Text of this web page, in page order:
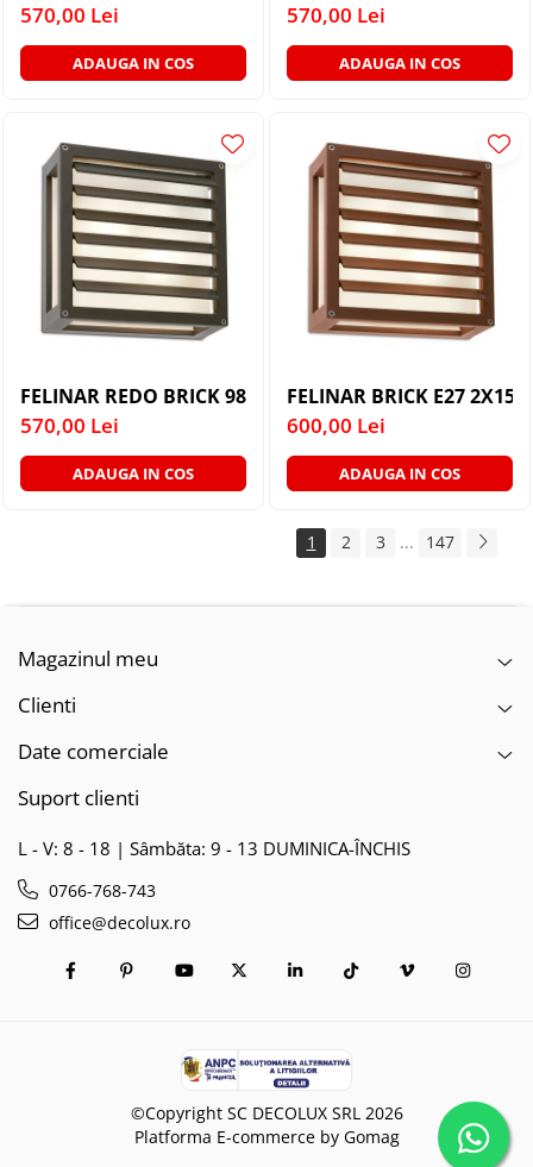
570,00 Lei
ADAUGA IN COS
570,00 Lei
ADAUGA IN COS
FELINAR REDO BRICK 9894 E27 2X15W DG IP54
570,00 Lei
ADAUGA IN COS
FELINAR
600,00 Lei
ADAUGA IN COS
1 2 3 ... 147
Magazinul meu
Clienti
Date comerciale
Suport clienti
L - V: 8 - 18 | Sâmbăta: 9 - 13 DUMINICA-ÎNCHIS
0766-768-743
office@decolux.ro
©Copyright SC DECOLUX SRL 2026
Platforma E-commerce by Gomag